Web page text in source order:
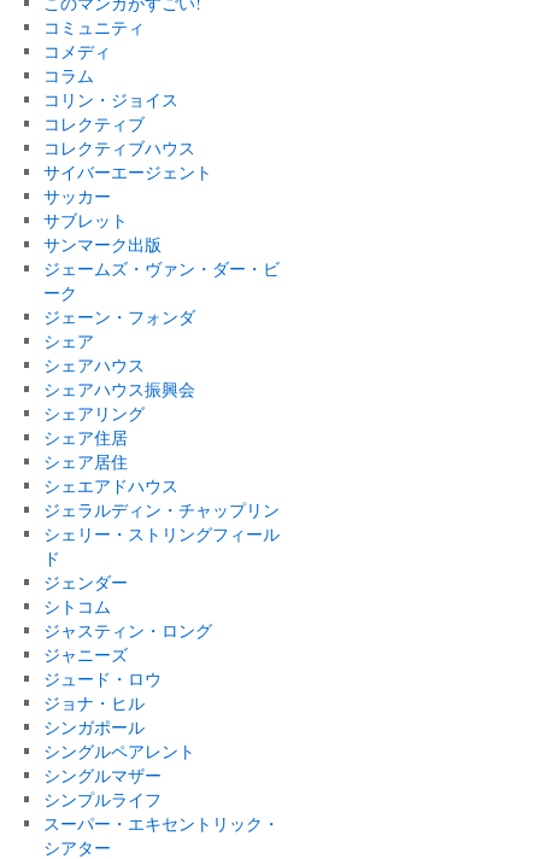
コミュニティ
コメディ
コラム
コリン・ジョイス
コレクティブ
コレクティブハウス
サイバーエージェント
サッカー
サブレット
サンマーク出版
ジェームズ・ヴァン・ダー・ビ
ーク
ジェーン・フォンダ
シェア
シェアハウス
シェアハウス振興会
シェアリング
シェア住居
シェア居住
シェエアドハウス
ジェラルディン・チャップリン
シェリー・ストリングフィール
ド
ジェンダー
シトコム
ジャスティン・ロング
ジャニーズ
ジュード・ロウ
ジョナ・ヒル
シンガポール
シングルペアレント
シングルマザー
シンプルライフ
スーパー・エキセントリック・
シアター